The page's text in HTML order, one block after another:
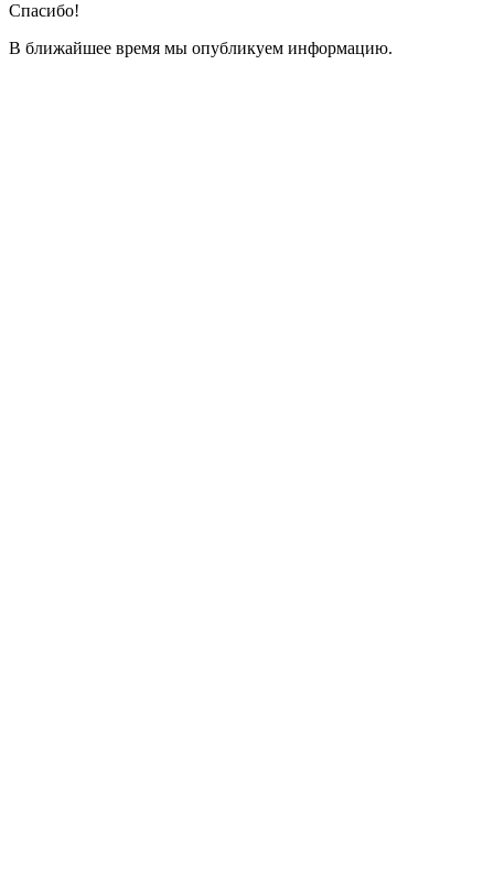
Спасибо!
В ближайшее время мы опубликуем информацию.